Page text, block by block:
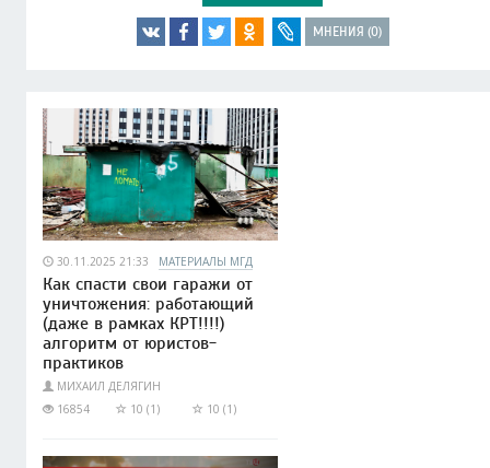
МНЕНИЯ (0)
30.11.2025 21:33 МАТЕРИАЛЫ МГД
Как спасти свои гаражи от
уничтожения: работающий
(даже в рамках КРТ!!!!)
алгоритм от юристов-
практиков
МИХАИЛ ДЕЛЯГИН
16854
10 (1) 10 (1)